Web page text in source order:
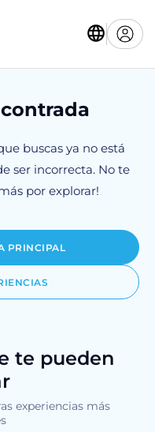
buscas ya no está
ser incorrecta. No te
por explorar!
PRINCIPAL
te pueden
experiencias más